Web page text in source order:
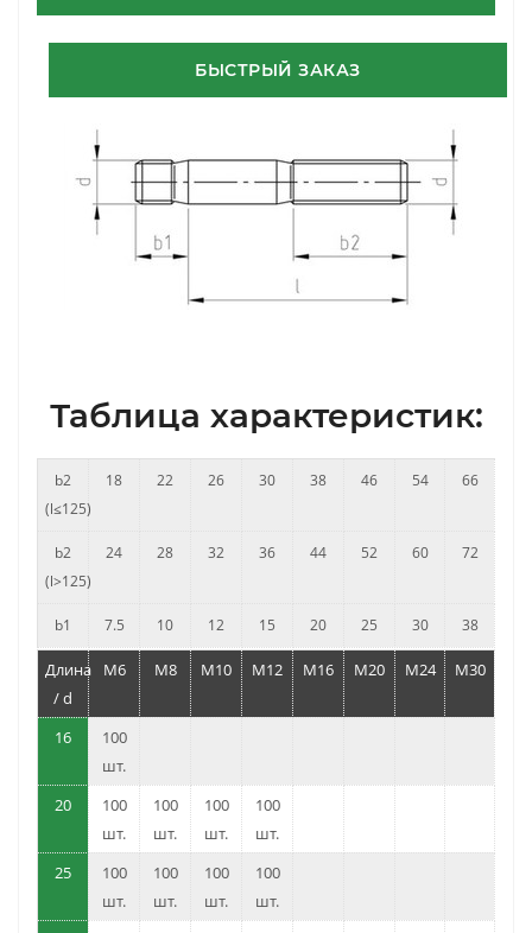
БЫСТРЫЙ ЗАКАЗ
Таблица характеристик:
b2
(l≤125)
18 22 26 30 38 46 54 66
b2
(l>125)
24 28 32 36 44 52 60 72
b1 7.5 10 12 15 20 25 30 38
Длина
/ d
M6 M8 M10 M12 M16 M20 M24 M30
16
100
шт.
20
100
шт.
100
шт.
100
шт.
100
шт.
25
100
шт.
100
шт.
100
шт.
100
шт.